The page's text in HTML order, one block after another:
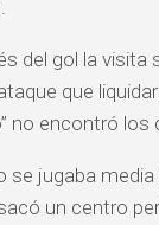
del gol la visita
que
no encontró
se jugaba
un centro